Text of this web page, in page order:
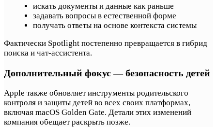
искать документы и данные как раньше
задавать вопросы в естественной форме
получать ответы на основе контекста системы
Фактически Spotlight постепенно превращается в гибрид
поиска и чат-ассистента.
Дополнительный фокус — безопасность детей
Apple также обновляет инструменты родительского
контроля и защиты детей во всех своих платформах,
включая macOS Golden Gate. Детали этих изменений
компания обещает раскрыть позже.